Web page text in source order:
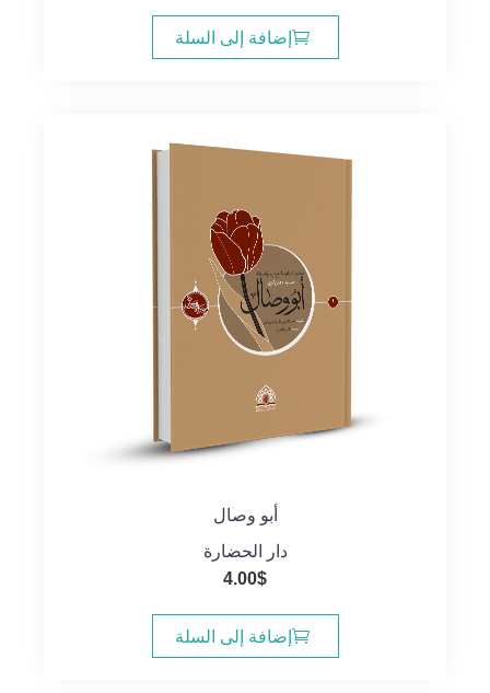
إضافة إلى السلة
أبو وصال
دار الحضارة
4.00$
إضافة إلى السلة